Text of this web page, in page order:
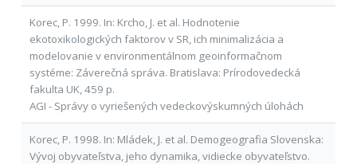
Korec, P. 1999. In: Krcho, J. et al. Hodnotenie
ekotoxikologických faktorov v SR, ich minimalizácia a
modelovanie v environmentálnom geoinformačnom
systéme: Záverečná správa. Bratislava: Prírodovedecká
fakulta UK, 459 p.
AGI - Správy o vyriešených vedeckovýskumných úlohách
Korec, P. 1998. In: Mládek, J. et al. Demogeografia Slovenska:
Vývoj obyvateľstva, jeho dynamika, vidiecke obyvateľstvo.